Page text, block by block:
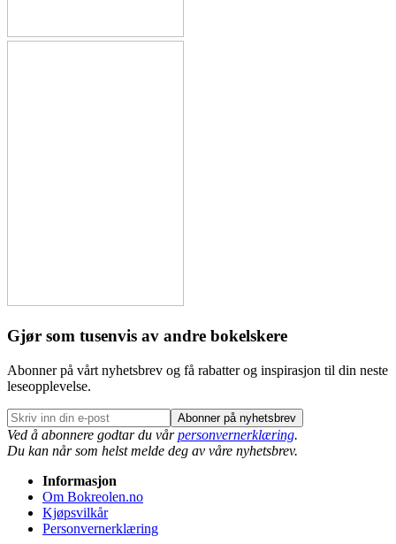
Gjør som tusenvis av andre bokelskere
Abonner på vårt nyhetsbrev og få rabatter og inspirasjon til din neste
leseopplevelse.
Abonner på nyhetsbrev
Ved å abonnere godtar du vårpersonvernerklæring.
Du kan når som helst melde deg av våre nyhetsbrev.
Informasjon
Om Bokreolen.no
Kjøpsvilkår
Personvernerklæring